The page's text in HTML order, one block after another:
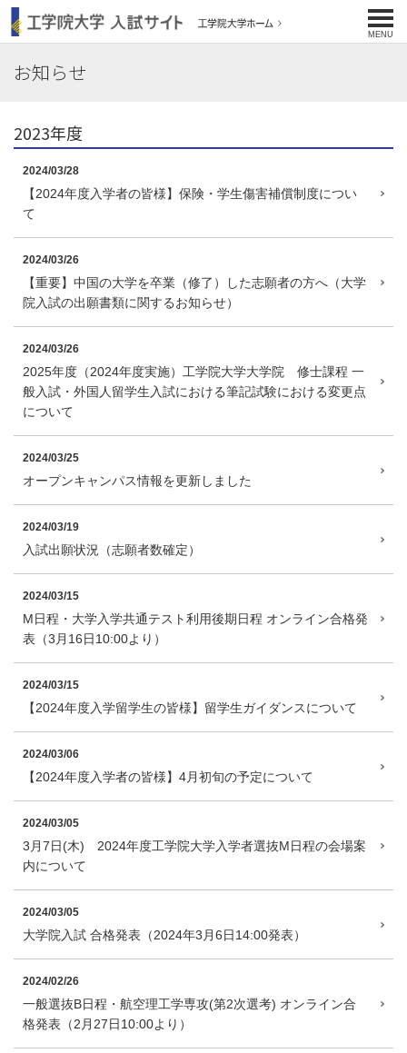
MENU
お知らせ
2023年度
2024/03/28
【2024年度入学者の皆様】保険・学生傷害補償制度につい
て
2024/03/26
【重要】中国の大学を卒業（修了）した志願者の方へ（大学
院入試の出願書類に関するお知らせ）
2024/03/26
2025年度（2024年度実施）工学院大学大学院 修士課程 一
般入試・外国人留学生入試における筆記試験における変更点
について
2024/03/25
オープンキャンパス情報を更新しました
2024/03/19
入試出願状況（志願者数確定）
2024/03/15
M日程・大学入学共通テスト利用後期日程 オンライン合格発
表（3月16日10:00より）
2024/03/15
【2024年度入学留学生の皆様】留学生ガイダンスについて
2024/03/06
【2024年度入学者の皆様】4月初旬の予定について
2024/03/05
3月7日(木) 2024年度工学院大学入学者選抜M日程の会場案
内について
2024/03/05
大学院入試 合格発表（2024年3月6日14:00発表）
2024/02/26
一般選抜B日程・航空理工学専攻(第2次選考) オンライン合
格発表（2月27日10:00より）